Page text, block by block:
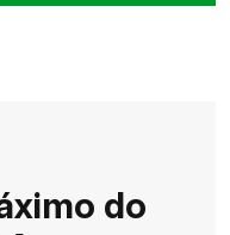
do